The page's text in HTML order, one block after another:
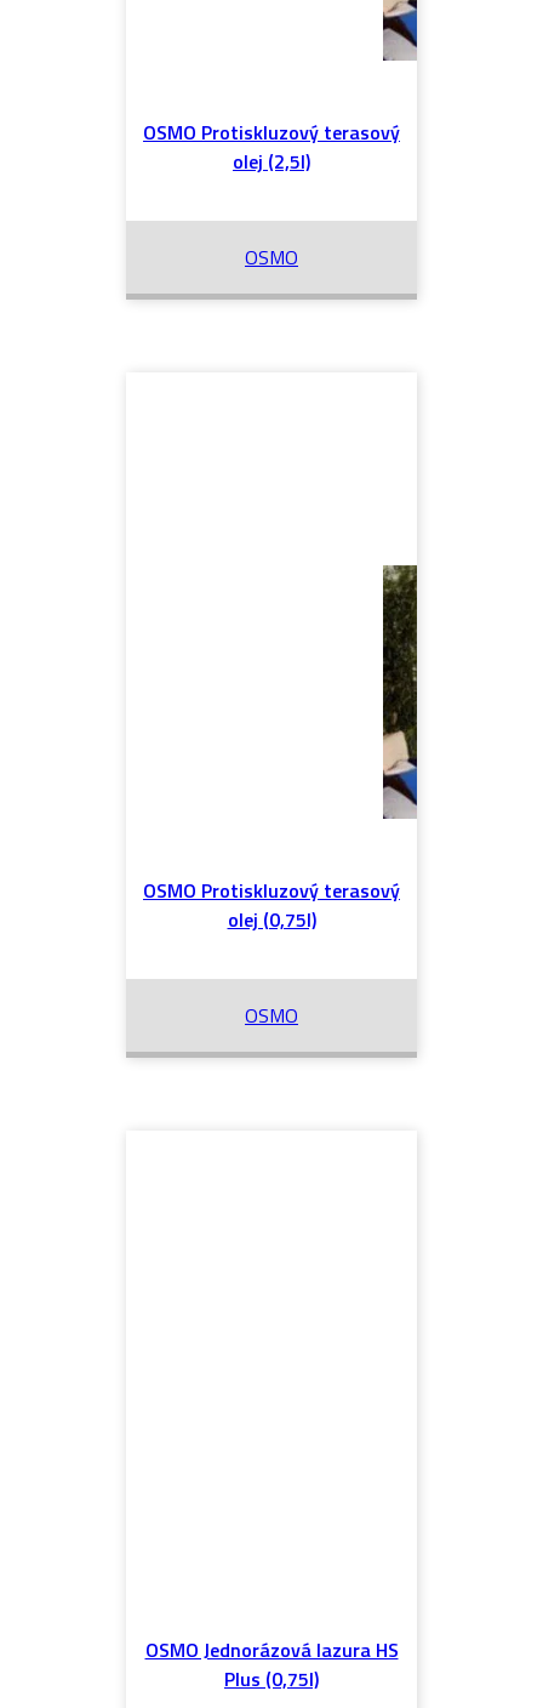
OSMO Protiskluzový terasový
olej (2,5l)
OSMO
OSMO Protiskluzový terasový
olej (0,75l)
OSMO
OSMO Jednorázová lazura HS
Plus (0,75l)